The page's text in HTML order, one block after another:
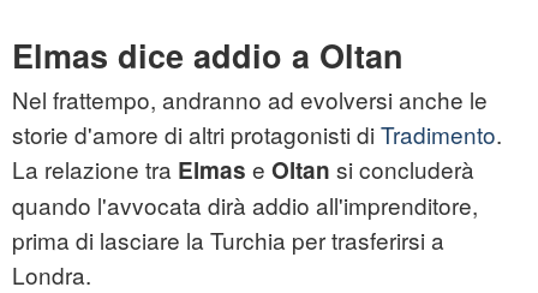
Elmas dice addio a Oltan
Nel frattempo, andranno ad evolversi anche le
storie d'amore di altri protagonisti di Tradimento.
La relazione tra Elmas e Oltan si concluderà
quando l'avvocata dirà addio all'imprenditore,
prima di lasciare la Turchia per trasferirsi a
Londra.